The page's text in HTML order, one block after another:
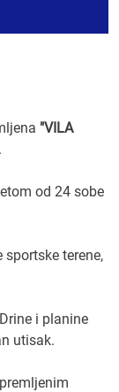
"VILA
od 24 sobe
terene,
i planine
utisak.